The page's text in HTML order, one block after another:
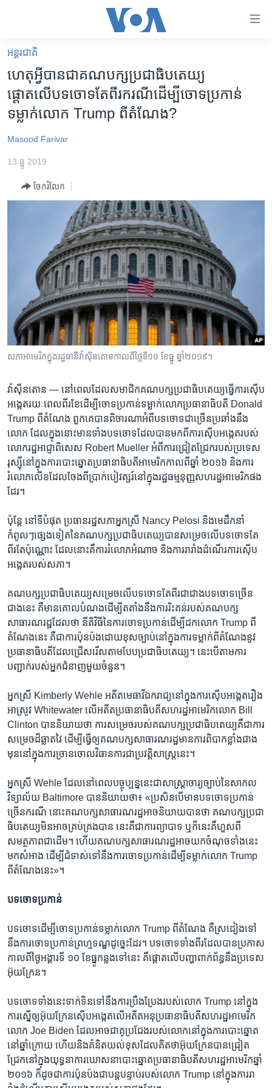
គេហទំព័រ​
ទាក់ទង
និង​
ចូល​
ទំព័រ​
ព័ត៌មាន​​
រំលង​
ចូល​
ទៅ​
កាន់​
ស្វែង​
រក
អន្តរជាតិ
អាមេរិក
កម្ពុជាច្នៃប្រតិដ្ឋ
ព្រឹត្តិការណ៍ព័ត៌មាន
វិទ្យុ / ផតខាសថ៍
កម្មវិធីទាំងអស់
Khmer English
បណ្តាញ​សង្គម
ភាសា
អន្តរជាតិ
ហេតុអ្វីបានជាគណបក្សប្រជាធិបតេយ្យ
ផ្ដោតលើបទចោទតែពីរករណីដើម្បីចោទប្រកាន់
ទម្លាក់លោក Trump ពីតំណែង?
Masood Farivar
13 ធ្នូ 2019
ចែករំលែក
សភា​អាមេរិក​ក្នុង​រដ្ឋ​ធានី​វ៉ាស៊ីនតោន​កាល​ពីថ្ងៃទី​១០ ខែធ្នូ ឆ្នាំ២០១៩។
វ៉ាស៊ីនតោន — នៅ​ពេល​ដែល​សមាជិក​គណបក្ស​ប្រជាធិបតេយ្យ​ធ្វើ​ការ​ស៊ើប​
អង្កេត​រយៈពេល​ពីរ​ខែ​ដើម្បី​ចោទ​ប្រកាន់​ទម្លាក់​លោក​ប្រធានាធិបតី Donald
Trump ពី​តំណែង ពួកគេ​បាន​ពិចារណា​អំពី​បទ​ចោទ​ជា​ច្រើន​ប្រឆាំង​នឹង​
លោក ដែល​ក្នុង​នោះ​មាន​ទាំង​បទ​ចោទ​ដែល​បាន​មក​ពី​ការ​ស៊ើប​អង្កេត​របស់​
លោក​រដ្ឋអាជ្ញា​ពិសេស Robert Mueller អំពី​ការ​ជ្រៀតជ្រែក​របស់​ប្រទេស​
រុស្ស៊ី​នៅ​ក្នុង​ការ​បោះ​ឆ្នោត​ប្រធានាធិបតី​អាមេរិក​កាល​ពី​ឆ្នាំ ២០១៦ និង​ការ​
រំលោភ​លើ​ខ​ដែល​ចែង​ពី​ប្រាក់​បៀវត្សរ៍​នៅ​ក្នុង​រដ្ឋ​ធម្មនុញ្ញ​សហរដ្ឋ​អាមេរិក​ផង​
ដែរ។
ប៉ុន្តែ នៅ​ទី​បំផុត ប្រធាន​រដ្ឋសភា​អ្នកស្រី Nancy Pelosi និង​មេដឹកនាំ​
កំពូលៗ​ផ្សេង​ទៀត​នៃ​គណបក្ស​ប្រជាធិបតេយ្យ​បាន​សម្រេច​លើ​បទ​ចោទ​តែ​
ពីរ​តែ​ប៉ុណ្ណោះ ដែល​នោះ​គឺ​ការ​រំលោភ​អំណាច និង​ការ​រារាំង​ដំណើរការ​ស៊ើប​
អង្កេត​របស់​សភា។
គណបក្ស​ប្រជាធិបតេយ្យ​សម្រេច​លើ​បទ​ចោទ​តែ​ពីរ​ជាជាង​បទ​ចោទ​ច្រើន​
ជាង​នេះ គឺ​មាន​គោល​បំណង​ដើម្បី​តតាំង​នឹង​ការ​រិះគន់​របស់​គណបក្ស​
សាធារណរដ្ឋ​ដែល​ថា នីតិវិធី​នៃ​ការ​ចោទ​ប្រកាន់​ដើម្បី​ដក​លោក Trump ពី​
តំណែង​នេះ គឺ​ជា​ការ​ប៉ុនប៉ង​ដោយ​ខុស​ច្បាប់​នៅ​ក្នុង​ការ​ទម្លាក់​ពី​តំណែង​នូវ​
ប្រធានាធិបតី​ដែល​ជ្រើសរើស​តាម​បែប​ប្រជាធិបតេយ្យ។ នេះ​បើ​តាម​ការ​
បញ្ជាក់​របស់​អ្នក​ជំនាញ​មួយ​ចំនួន។
អ្នកស្រី Kimberly Wehle អតីត​មេធាវី​ឯករាជ្យ​នៅ​ក្នុង​ការ​ស៊ើប​អង្កេត​រឿង​
អាស្រូវ Whitewater លើ​អតីត​ប្រធានាធិបតី​សហរដ្ឋ​អាមេរិក​លោក Bill
Clinton បាន​និយាយ​ថា ការ​សម្រេច​របស់​គណបក្ស​ប្រជាធិបតេយ្យ​គឺ​ជា​ការ​
សម្រេច​ដ៏​ឆ្លាតវៃ ដើម្បី​ធ្វើ​ឲ្យ​គណបក្ស​សាធារណរដ្ឋ​មាន​ការ​ពិបាក​ខ្លាំង​ជាង​
មុន​នៅ​ក្នុង​ការ​ច្រាន​ចោល​វិធានការ​ជា​ប្រវត្តិសាស្ត្រ​នេះ។
អ្នកស្រី Wehle ដែល​នៅ​ពេល​បច្ចុប្បន្ន​នេះ​ជា​សាស្ត្រាចារ្យ​ច្បាប់​នៃ​សាកល​
វិទ្យាល័យ Baltimore បាន​និយាយ​ថា៖ «ប្រសិនបើ​មាន​បទ​ចោទ​ប្រកាន់​
ច្រើន​ករណី នោះ​គណបក្ស​សាធារណរដ្ឋ​អាច​និយាយ​បាន​ថា គណបក្ស​ប្រជា
ធិបតេយ្យ​មិន​អាច​គ្រប់គ្រង​បាន នេះ​គឺ​ជា​ការ​ព្យាបាទ ឬ​ក៏​នេះ​គឺ​ហួស​ពី​
សមត្ថភាព​ជា​ដើម។ ហើយ​គណបក្ស​សាធារណរដ្ឋ​អាច​យក​ចំណុច​ទាំង​នេះ​
មក​សំអាង ដើម្បី​ជំទាស់​ទៅ​នឹង​ការ​ចោទ​ប្រកាន់​ដើម្បី​ទម្លាក់​លោក Trump
ពី​តំណែង​នេះ‍»។
បទ​ចោទ​ប្រកាន់
បទ​ចោទ​ដើម្បី​ចោទ​ប្រកាន់​ទម្លាក់​លោក Trump ពី​តំណែង គឺ​ស្រដៀង​ទៅ​
នឹង​ការ​ចោទ​ប្រកាន់​ព្រហ្មទណ្ឌ​ដូច្នេះ​ដែរ។ បទ​ចោទ​ទាំង​ពីរ​ដែល​បាន​ប្រកាស​
កាល​ពី​ថ្ងៃ​អង្គារ​ទី ១០ ខែ​ធ្នូ​កន្លង​ទៅ​នេះ គឺ​ផ្ដោត​លើ​បញ្ហា​ពាក់ព័ន្ធ​នឹង​ប្រទេស​
អ៊ុយក្រែន។
បទ​ចោទ​ទាំង​នេះ​ទាក់ទិន​ទៅ​នឹង​ការ​ប្រឹងប្រែង​របស់​លោក Trump នៅ​ក្នុង​
ការ​ស្នើ​ឲ្យ​អ៊ុយក្រែន​ស៊ើប​អង្កេត​លើ​អតីត​អនុ​ប្រធានាធិបតី​សហរដ្ឋ​អាមេរិក​
លោក Joe Biden ដែល​អាច​ជា​គូ​ប្រជែង​របស់​លោក​នៅ​ក្នុង​ការ​បោះ​ឆ្នោត​
នៅ​ឆ្នាំ​ក្រោយ ហើយ​និង​គំនិត​យល់​ខុស​ដែល​គិត​ថា​អ៊ុយក្រែន​បាន​ជ្រៀត
ជ្រែក​នៅ​ក្នុង​យុទ្ធនាការ​ឃោសនា​បោះ​ឆ្នោត​ប្រធានាធិបតី​សហរដ្ឋ​អាមេរិក​ឆ្នាំ
២០១៦ ក៏​ដូចជា​ការ​ប៉ុនប៉ង​ជា​បន្តបន្ទាប់​របស់​លោក Trump នៅ​ក្នុង​ការ​រា